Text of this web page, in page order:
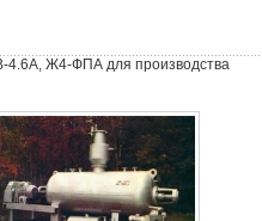
4.6А, Ж4-ФПА для производства